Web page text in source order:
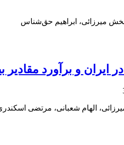
میرزائی، ابراهیم حق‌شناس
ایران و برآورد
الهام شعبانی، مرتضی